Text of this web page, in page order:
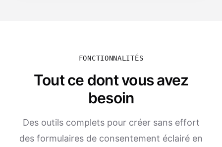
FONCTIONNALITÉS
Tout ce dont vous avez
besoin
Des outils complets pour créer sans effort
des formulaires de consentement éclairé en